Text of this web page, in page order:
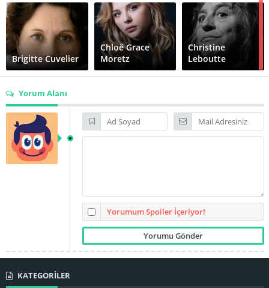
Brigitte Cuvelier
Chloë Grace
Moretz
Christine
Leboutte
Clémentine
Houdart
Dakota Johnson Elena Fokina
Fred Kelemen Gala Moody
Greta Bohacek
Yorum Alanı
Yorumum Spoiler İçeriyor!
KATEGORİLER